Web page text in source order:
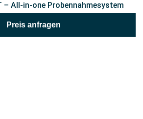
– All-in-one Probennahmesystem
Preis anfragen